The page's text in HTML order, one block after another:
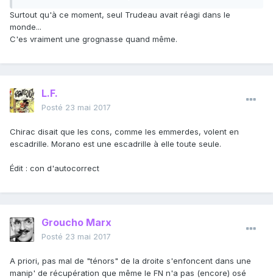
Surtout qu'à ce moment, seul Trudeau avait réagi dans le
monde...
C'es vraiment une grognasse quand même.
L.F.
Posté 23 mai 2017
Chirac disait que les cons, comme les emmerdes, volent en
escadrille. Morano est une escadrille à elle toute seule.
Édit : con d'autocorrect
Groucho Marx
Posté 23 mai 2017
A priori, pas mal de "ténors" de la droite s'enfoncent dans une
manip' de récupération que même le FN n'a pas (encore) osé